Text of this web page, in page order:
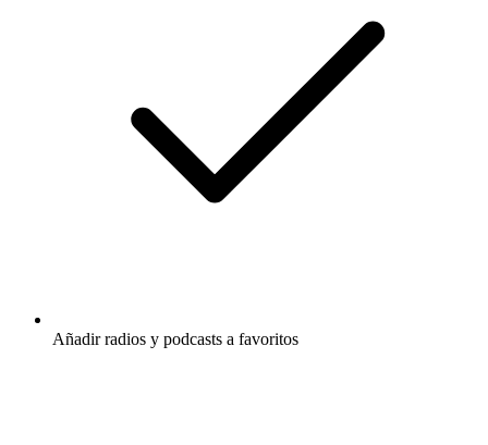
Añadir radios y podcasts a favoritos